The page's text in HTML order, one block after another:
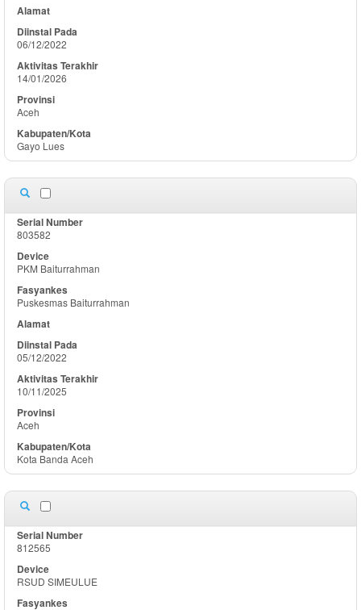
06/12/2022
14/01/2026
Aceh
Gayo Lues
803582
PKM Baiturrahman
Puskesmas Baiturrahman
05/12/2022
10/11/2025
Aceh
Kota Banda Aceh
812565
RSUD SIMEULUE